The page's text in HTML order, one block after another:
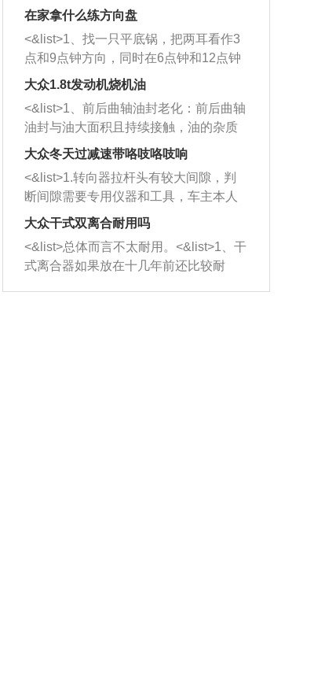
者是细棍，直接将杂物给取出来，如果
堵塞情况比较严重，也可以采取应急措
施。 <&list>2、直接利用木棍将所有的
杂物推到排气管里面的位置处，然后将
三元催化器拆解开，就可以将堵塞的东
西取出来。但如果是因为积碳过多引起
的堵塞，就需要将三元催化器泡在草酸
洗剂对堵塞的情况得到解决，将清洗剂
放在燃油箱中，与燃油混合后，车辆启
动时，就可以和汽油一起进入到燃烧
室，最后形成废气排出，就可以让三元
催化器得到清洗，排气管堵塞的情况就
能够得到解决。
在家拿什么练方向盘
<&list>1、找一只平底锅，把两耳看作3
点和9点钟方向，同时在6点钟和12点钟
方向做一个标记。 <&list>2、双手握住
一圈半的练习，往右同样也要打相同的
圈数。 <&list>3、最后强调要反复练
习，这样就可以形成肌肉记忆，在真实
驾驶车辆时，不需要记忆也能打好方
向。
大众1.8t发动机烧机油
<&list>1、前后曲轴油封老化：前后曲轴
油封与油大面积且持续接触，油的杂质
和发动机内持续温度变化使其密封效果
逐渐减弱，导致渗油或漏油。<&list>2、
活塞间隙过大：积碳会使活塞环与缸体
的间隙扩大，导致机油流入燃烧室中，
造成烧机油。<&list>3、机油粘度。使用
机油粘度过小的话，同样会有烧机油现
象，机油粘度过小具有很好的流动性，
大众冬天过减速带咯吱咯吱响
<&list>1.转向器拉杆头有较大间隙，判
断间隙需要专用仪器和工具，车主本人
无法制作，需要将车辆送到修理厂或4s
店；<&list>2.车辆半轴套管防尘罩破
裂，破裂后会出现漏油现象，使半轴磨
损严重，磨损的半轴容易损坏，产生异
响；<&list>3.稳定器的转向胶套和球头
大众干式双离合耐用吗
<&list>总体而言不太耐用。<&list>1、干
式离合器如果放在十几年前还比较耐